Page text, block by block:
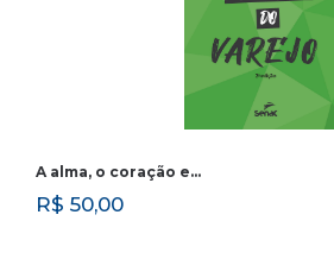
A alma, o coração e…
R$ 50,00